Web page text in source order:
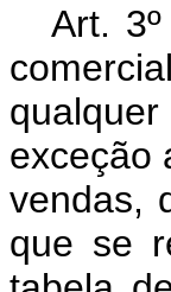
Art.
exceção
vendas,
que se